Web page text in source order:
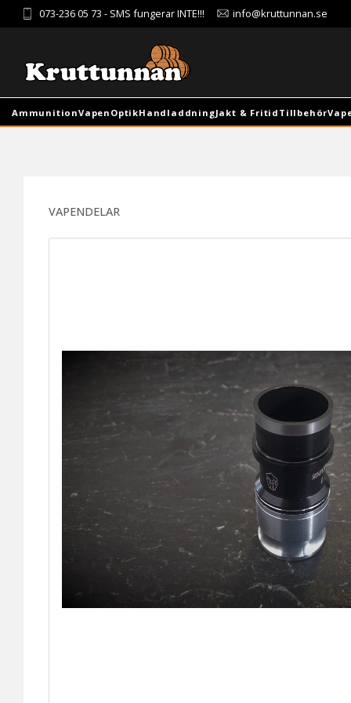
073-236 05 73 - SMS fungerar INTE!!! info@kruttunnan.se
AmmunitionVapen OptikHandladdningJakt & Fritid Tillbehör
VAPENDELAR